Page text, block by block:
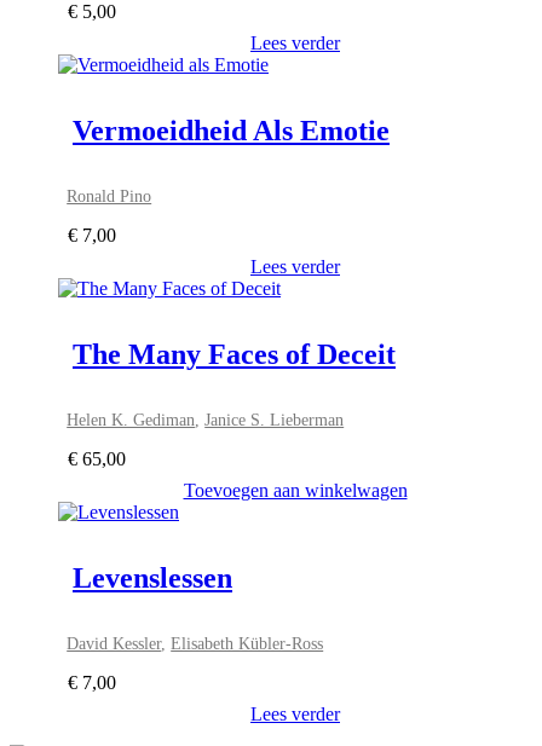
€ 5,00
Lees verder
Vermoeidheid Als Emotie
Ronald Pino
€ 7,00
Lees verder
The Many Faces of Deceit
Helen K. Gediman,Janice S. Lieberman
€ 65,00
Toevoegen aan winkelwagen
Levenslessen
David Kessler,Elisabeth Kübler-Ross
€ 7,00
Lees verder